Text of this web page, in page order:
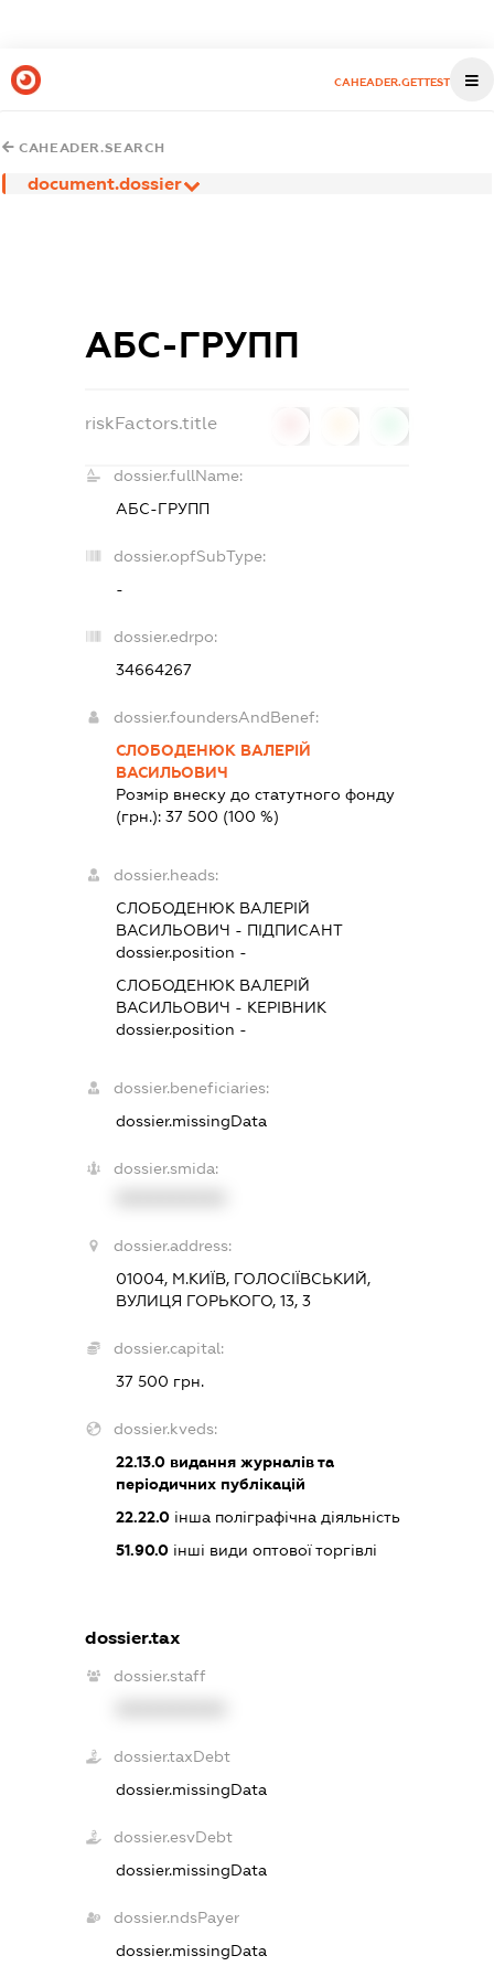
CAHEADER.GETTEST
CAHEADER.SEARCH
document.dossier
АБС-ГРУПП
riskFactors.title
dossier.fullName:
АБС-ГРУПП
dossier.opfSubType:
-
dossier.edrpo:
34664267
dossier.foundersAndBenef:
СЛОБОДЕНЮК ВАЛЕРІЙ
ВАСИЛЬОВИЧ
Розмір внеску до статутного фонду
(грн.):37 500 (100 %)
dossier.heads:
СЛОБОДЕНЮК ВАЛЕРІЙ
ВАСИЛЬОВИЧ - ПІДПИСАНТ
dossier.position -
СЛОБОДЕНЮК ВАЛЕРІЙ
ВАСИЛЬОВИЧ - КЕРІВНИК
dossier.position -
dossier.beneficiaries:
dossier.missingData
dossier.smida:
dossier.address:
01004, М.КИЇВ, ГОЛОСІЇВСЬКИЙ,
ВУЛИЦЯ ГОРЬКОГО, 13, 3
dossier.capital:
37 500 грн.
dossier.kveds:
22.13.0 видання журналів та
періодичних публікацій
22.22.0 інша поліграфічна діяльність
51.90.0 інші види оптової торгівлі
dossier.tax
dossier.staff
dossier.taxDebt
dossier.missingData
dossier.esvDebt
dossier.missingData
dossier.ndsPayer
dossier.missingData